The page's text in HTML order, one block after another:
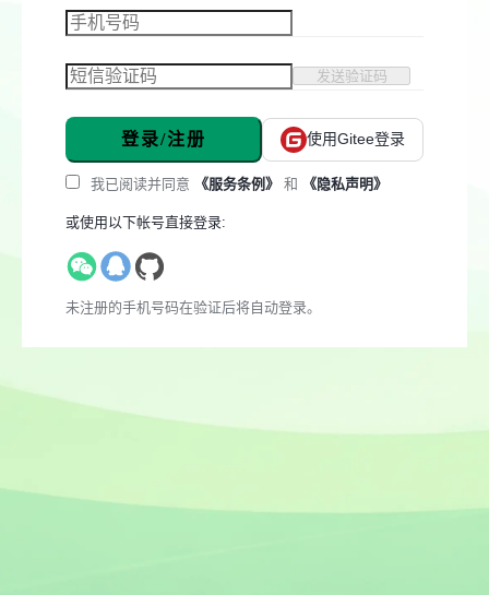
发送验证码
登录/注册 使用Gitee登录
我已阅读并同意 《服务条例》 和 《隐私声明》
或使用以下帐号直接登录:
未注册的手机号码在验证后将自动登录。